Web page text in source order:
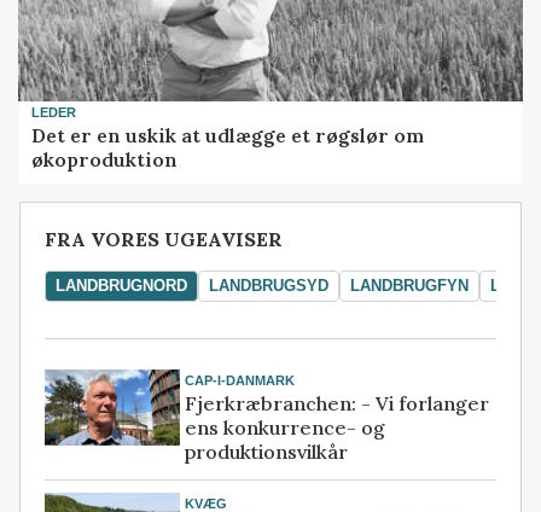
LEDER
Det er en uskik at udlægge et røgslør om
økoproduktion
FRA VORES UGEAVISER
LANDBRUGNORD LANDBRUGSYD LANDBRUGFYN
CAP-I-DANMARK
Fjerkræbranchen: - Vi forlanger
ens konkurrence- og
produktionsvilkår
KVÆG